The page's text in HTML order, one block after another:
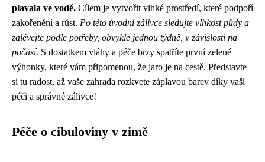
plavala ve vodě. Cílem je vytvořit vlhké prostředí, které podpoří
zakořenění a růst. Po této úvodní zálivce sledujte vlhkost půdy a
zalévejte podle potřeby, obvykle jednou týdně, v závislosti na
počasí. S dostatkem vláhy a péče brzy spatříte první zelené
výhonky, které vám připomenou, že jaro je na cestě. Představte
si tu radost, až vaše zahrada rozkvete záplavou barev díky vaší
péči a správné zálivce!
Péče o cibuloviny v zimě